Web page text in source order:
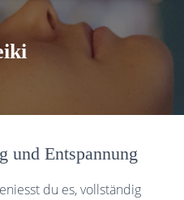
und Entspannung
du es, vollständig